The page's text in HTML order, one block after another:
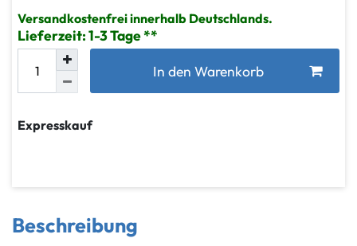
Versandkostenfrei innerhalb Deutschlands.
Lieferzeit: 1-3 Tage
In den Warenkorb
Expresskauf
Beschreibung